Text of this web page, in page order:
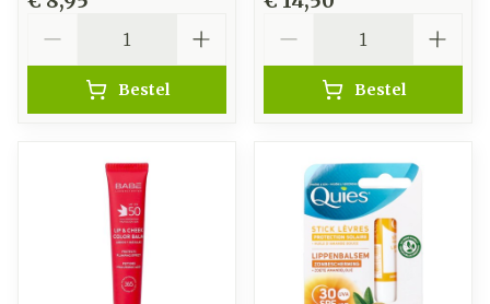
Bestel Bestel